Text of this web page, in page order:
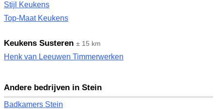
Stijl Keukens
Top-Maat Keukens
Keukens Susteren ± 15 km
Henk van Leeuwen Timmerwerken
Andere bedrijven in Stein
Badkamers Stein